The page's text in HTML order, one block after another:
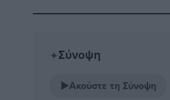
✦Σύνοψη
▶Ακούστε τη Σύνοψη